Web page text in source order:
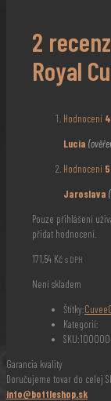
2
Royal
Hodnocení 4
Lucia
Hodnocení 5
Jaroslava
Pouze přihlášení
přidat hodnocení.
171,54 Kč s DPH
Není skladem
Štítky:Cuvee
Kategorií:
SKU:
Garancia kvality
Doručujeme tovar do celej
info@bottleshop.sk